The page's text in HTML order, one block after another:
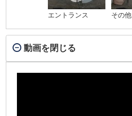
エントランス その他
動画を閉じる